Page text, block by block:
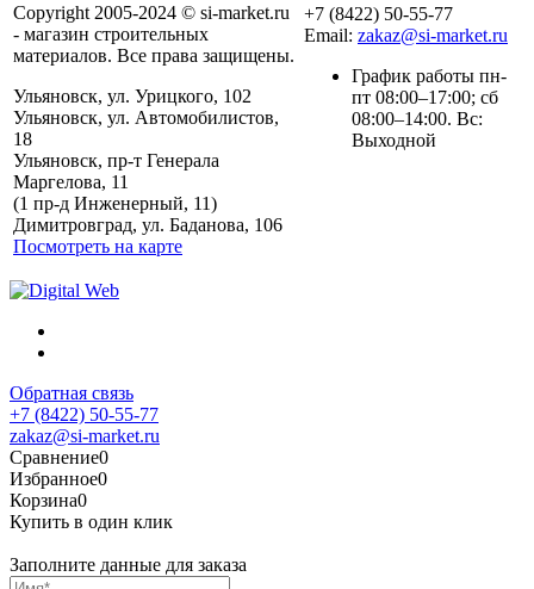
Copyright 2005-2024 © si-market.ru
- магазин строительных
материалов. Все права защищены.
Ульяновск, ул. Урицкого, 102
Ульяновск, ул. Автомобилистов,
18
Ульяновск, пр-т Генерала
Маргелова, 11
(1 пр-д Инженерный, 11)
Димитровград, ул. Баданова, 106
Посмотреть на карте
+7 (8422) 50-55-77
Email: zakaz@si-market.ru
График работы пн-
пт 08:00–17:00; сб
08:00–14:00. Вс:
Выходной
Обратная связь
+7 (8422) 50-55-77
zakaz@si-market.ru
Сравнение0
Избранное0
Корзина0
Купить в один клик
Заполните данные для заказа